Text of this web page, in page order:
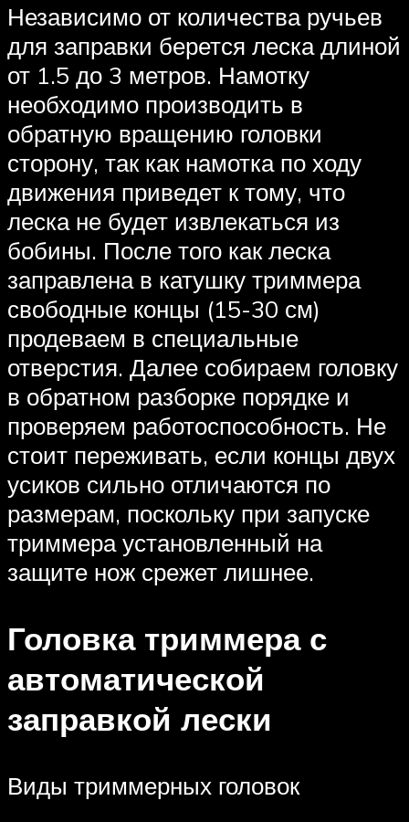
Независимо от количества ручьев
для заправки берется леска длиной
от 1.5 до 3 метров. Намотку
необходимо производить в
обратную вращению головки
сторону, так как намотка по ходу
движения приведет к тому, что
леска не будет извлекаться из
бобины. После того как леска
заправлена в катушку триммера
свободные концы (15-30 см)
продеваем в специальные
отверстия. Далее собираем головку
в обратном разборке порядке и
проверяем работоспособность. Не
стоит переживать, если концы двух
усиков сильно отличаются по
размерам, поскольку при запуске
триммера установленный на
защите нож срежет лишнее.
Головка триммера с
автоматической
заправкой лески
Виды триммерных головок